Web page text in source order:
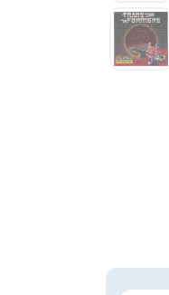
Szállítás és
Sorozatos
Gamer cuccok